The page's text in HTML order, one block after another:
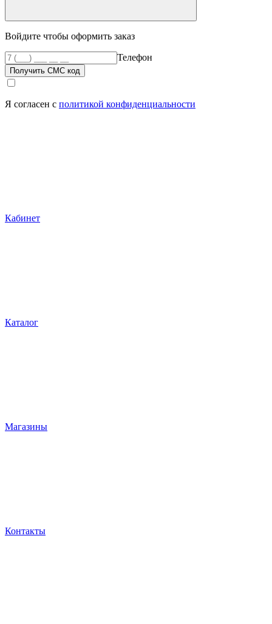
Войдите чтобы оформить заказ
Телефон
Получить СМС код
Я согласен с политикой конфиденциальности
Кабинет
Каталог
Магазины
Контакты